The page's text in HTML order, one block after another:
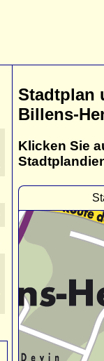
Stadtplan
Billens-
Klicken Sie